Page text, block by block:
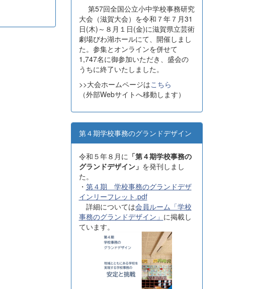
第57回全国公立小中学校事務研究
大会（滋賀大会）を令和７年７月31
日(木)～８月１日(金)に滋賀県立芸術
劇場びわ湖ホールにて、開催しまし
た。参集とオンラインを併せて
1,747名に御参加いただき、盛会の
うちに終了いたしました。
>>大会ホームページはこちら
（外部Webサイトへ移動します）
第４期学校事務のグランドデザイン
令和５年８月に 「第４期学校事務の
グランドデザイン」 を発刊しまし
た。
・ 第４期 学校事務のグランドデザ
インリーフレット.pdf
詳細については会員ルーム「学校
事務のグランドデザイン」 に掲載し
ています。